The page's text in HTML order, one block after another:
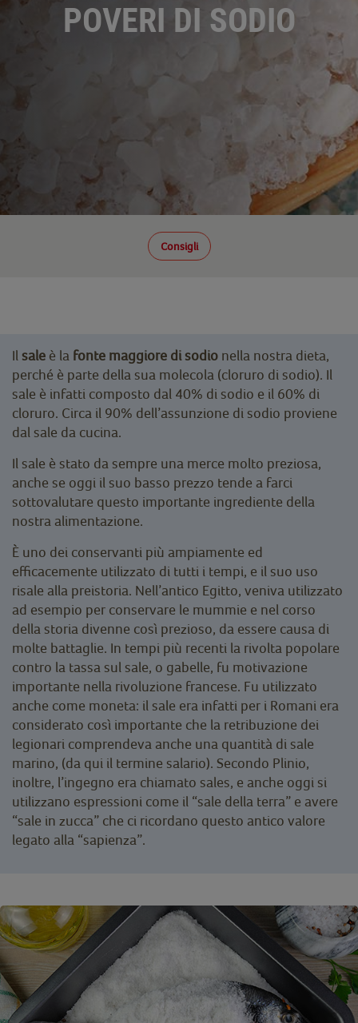
POVERI DI SODIO
Consigli
Il sale è la fonte maggiore di sodio nella nostra dieta,
perché è parte della sua molecola (cloruro di sodio). Il
sale è infatti composto dal 40% di sodio e il 60% di
cloruro. Circa il 90% dell’assunzione di sodio proviene
dal sale da cucina.
Il sale è stato da sempre una merce molto preziosa,
anche se oggi il suo basso prezzo tende a farci
sottovalutare questo importante ingrediente della
nostra alimentazione.
È uno dei conservanti più ampiamente ed
efficacemente utilizzato di tutti i tempi, e il suo uso
risale alla preistoria. Nell’antico Egitto, veniva utilizzato
ad esempio per conservare le mummie e nel corso
della storia divenne così prezioso, da essere causa di
molte battaglie. In tempi più recenti la rivolta popolare
contro la tassa sul sale, o gabelle, fu motivazione
importante nella rivoluzione francese. Fu utilizzato
anche come moneta: il sale era infatti per i Romani era
considerato così importante che la retribuzione dei
legionari comprendeva anche una quantità di sale
marino, (da qui il termine salario). Secondo Plinio,
inoltre, l’ingegno era chiamato sales, e anche oggi si
utilizzano espressioni come il “sale della terra” e avere
“sale in zucca” che ci ricordano questo antico valore
legato alla “sapienza”.